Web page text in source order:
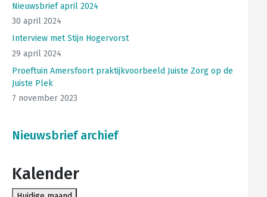
Nieuwsbrief april 2024
30 april 2024
Interview met Stijn Hogervorst
29 april 2024
Proeftuin Amersfoort praktijkvoorbeeld Juiste Zorg op de
Juiste Plek
7 november 2023
Nieuwsbrief archief
Kalender